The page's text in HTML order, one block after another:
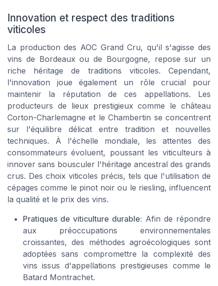
Innovation et respect des traditions
viticoles
La production des AOC Grand Cru, qu'il s'agisse des
vins de Bordeaux ou de Bourgogne, repose sur un
riche héritage de traditions viticoles. Cependant,
l'innovation joue également un rôle crucial pour
maintenir la réputation de ces appellations. Les
producteurs de lieux prestigieux comme le château
Corton-Charlemagne et le Chambertin se concentrent
sur l'équilibre délicat entre tradition et nouvelles
techniques. À l'échelle mondiale, les attentes des
consommateurs évoluent, poussant les viticulteurs à
innover sans bousculer l'héritage ancestral des grands
crus. Des choix viticoles précis, tels que l'utilisation de
cépages comme le pinot noir ou le riesling, influencent
la qualité et le prix des vins.
Pratiques de viticulture durable: Afin de répondre
aux préoccupations environnementales
croissantes, des méthodes agroécologiques sont
adoptées sans compromettre la complexité des
vins issus d'appellations prestigieuses comme le
Batard Montrachet.